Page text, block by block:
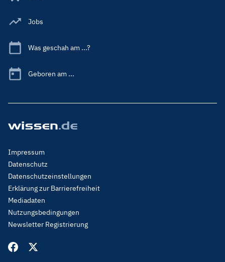
Jobs
Was geschah am ...?
Geboren am ...
Footer
Menu
Legal
Impressum
Datenschutz
Datenschutzeinstellungen
Erklärung zur Barrierefreiheit
Mediadaten
Nutzungsbedingungen
Newsletter Registrierung